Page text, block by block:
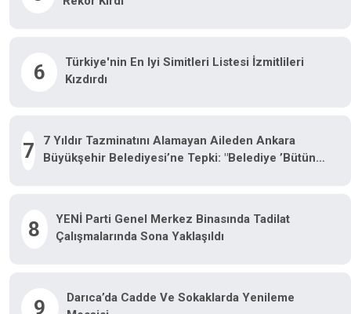
6
Türkiye'nin En Iyi Simitleri Listesi İzmitlileri
Kızdırdı
7
7 Yıldır Tazminatını Alamayan Aileden Ankara
Büyükşehir Belediyesi’ne Tepki: "Belediye ’Bütün
8
YENİ Parti Genel Merkez Binasında Tadilat
Çalışmalarında Sona Yaklaşıldı
9
Darıca’da Cadde Ve Sokaklarda Yenileme